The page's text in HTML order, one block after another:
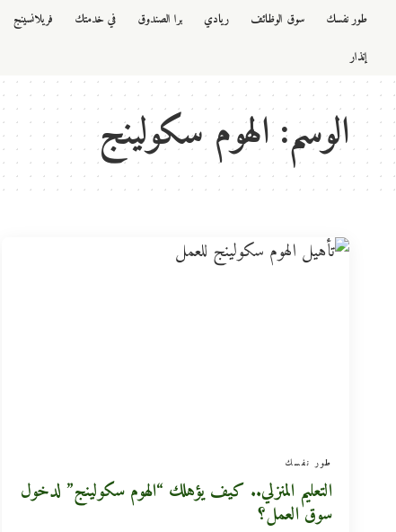
طور نفسك سوق الوظائف ريادي برا الصندوق في خدمتك فريلانسينج
إنذار
الوسم:الهوم سكولينج
طور نفسك
التعليم المنزلي.. كيف يؤهلك “الهوم سكولينج” لدخول
سوق العمل؟